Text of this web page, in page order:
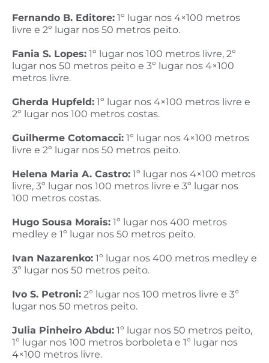
Fernando B. Editore: 1º lugar nos 4×100 metros
livre e 2º lugar nos 50 metros peito.
Fania S. Lopes: 1º lugar nos 100 metros livre, 2º
lugar nos 50 metros peito e 3º lugar nos 4×100
metros livre.
Gherda Hupfeld: 1º lugar nos 4×100 metros livre e
2º lugar nos 100 metros costas.
Guilherme Cotomacci: 1º lugar nos 4×100 metros
livre e 2º lugar nos 50 metros peito.
Helena Maria A. Castro: 1º lugar nos 4×100 metros
livre, 3º lugar nos 100 metros livre e 3º lugar nos
100 metros costas.
Hugo Sousa Morais: 1º lugar nos 400 metros
medley e 1º lugar nos 50 metros peito.
Ivan Nazarenko: 1º lugar nos 400 metros medley e
3º lugar nos 50 metros peito.
Ivo S. Petroni: 2º lugar nos 100 metros livre e 3º
lugar nos 50 metros peito.
Julia Pinheiro Abdu: 1º lugar nos 50 metros peito,
1º lugar nos 100 metros borboleta e 1º lugar nos
4×100 metros livre.